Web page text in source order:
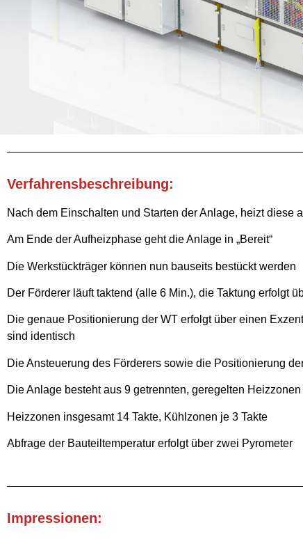
Verfahrensbeschreibung:
Nach dem Einschalten und Starten der Anlage, heizt diese
Am Ende der Aufheizphase geht die Anlage in „Bereit“
Die Werkstückträger können nun bauseits bestückt werden
Der Förderer läuft taktend (alle 6 Min.), die Taktung erfolgt
Die genaue Positionierung der WT erfolgt über einen
sind identisch
Die Ansteuerung des Förderers sowie die Positionierung
Die Anlage besteht aus 9 getrennten, geregelten
Heizzonen insgesamt 14 Takte, Kühlzonen je 3 Takte
Abfrage der Bauteiltemperatur erfolgt über zwei Pyrometer
Impressionen: